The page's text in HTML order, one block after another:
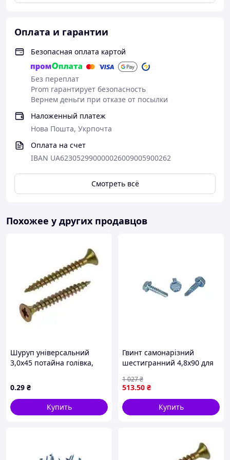
Оплата и гарантии
Безопасная оплата картой
Без переплат
Prom гарантирует безопасность
Вернем деньги при отказе от посылки
Наложенный платеж
Нова Пошта, Укрпочта
Оплата на счет
IBAN UA623052990000026009005900262
Смотреть всё
Похожее у других продавцов
Шуруп універсальний
3,0х45 потайна голівка,
оцинкований жовтий
0.29 ₴
Купить
Гвинт самонарізний
шестигранний 4,8х90 для
ТМ КРЕПТЕХ
513.50 ₴
1 027₴
Купить